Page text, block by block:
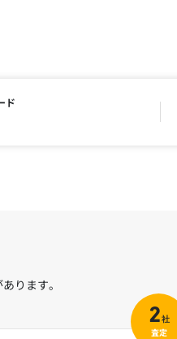
ド
ります。
2社
査定